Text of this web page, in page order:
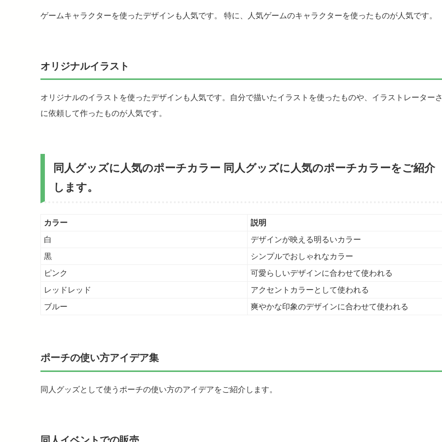
ゲームキャラクターを使ったデザインも人気です。 特に、人気ゲームのキャラクターを使ったものが人気です。
オリジナルイラスト
オリジナルのイラストを使ったデザインも人気です。自分で描いたイラストを使ったものや、イラストレーター
に依頼して作ったものが人気です。
同人グッズに人気のポーチカラー 同人グッズに人気のポーチカラーをご紹介
します。
カラー
説明
白
デザインが映える明るいカラー
黒
シンプルでおしゃれなカラー
ピンク
可愛らしいデザインに合わせて使われる
レッドレッド
アクセントカラーとして使われる
ブルー
爽やかな印象のデザインに合わせて使われる
ポーチの使い方アイデア集
同人グッズとして使うポーチの使い方のアイデアをご紹介します。
同人イベントでの販売